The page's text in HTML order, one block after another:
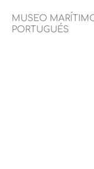
MUSEO
PORTUGUÉS